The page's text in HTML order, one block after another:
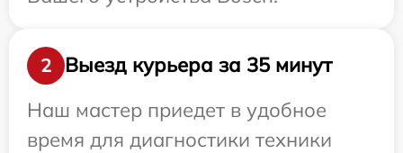
2
Выезд курьера за 35 минут
Наш мастер приедет в удобное
время для диагностики техники